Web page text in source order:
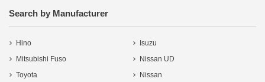
Search by Manufacturer
Hino
Isuzu
Mitsubishi Fuso
Nissan UD
Toyota
Nissan